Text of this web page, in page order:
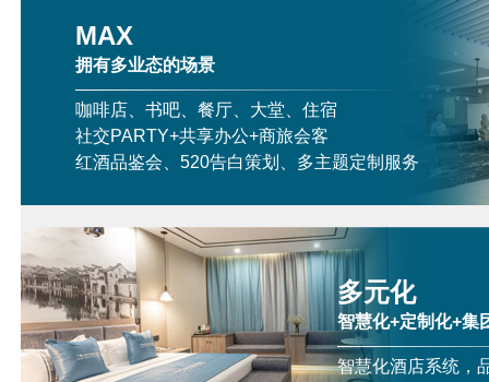
MAX
拥有多业态的场景
咖啡店、书吧、餐厅、大堂、住宿
社交PARTY+共享办公+商旅会客
红酒品鉴会、520告白策划、多主题定制服务
多元化
智慧化+定制化+集
智慧化酒店系统，